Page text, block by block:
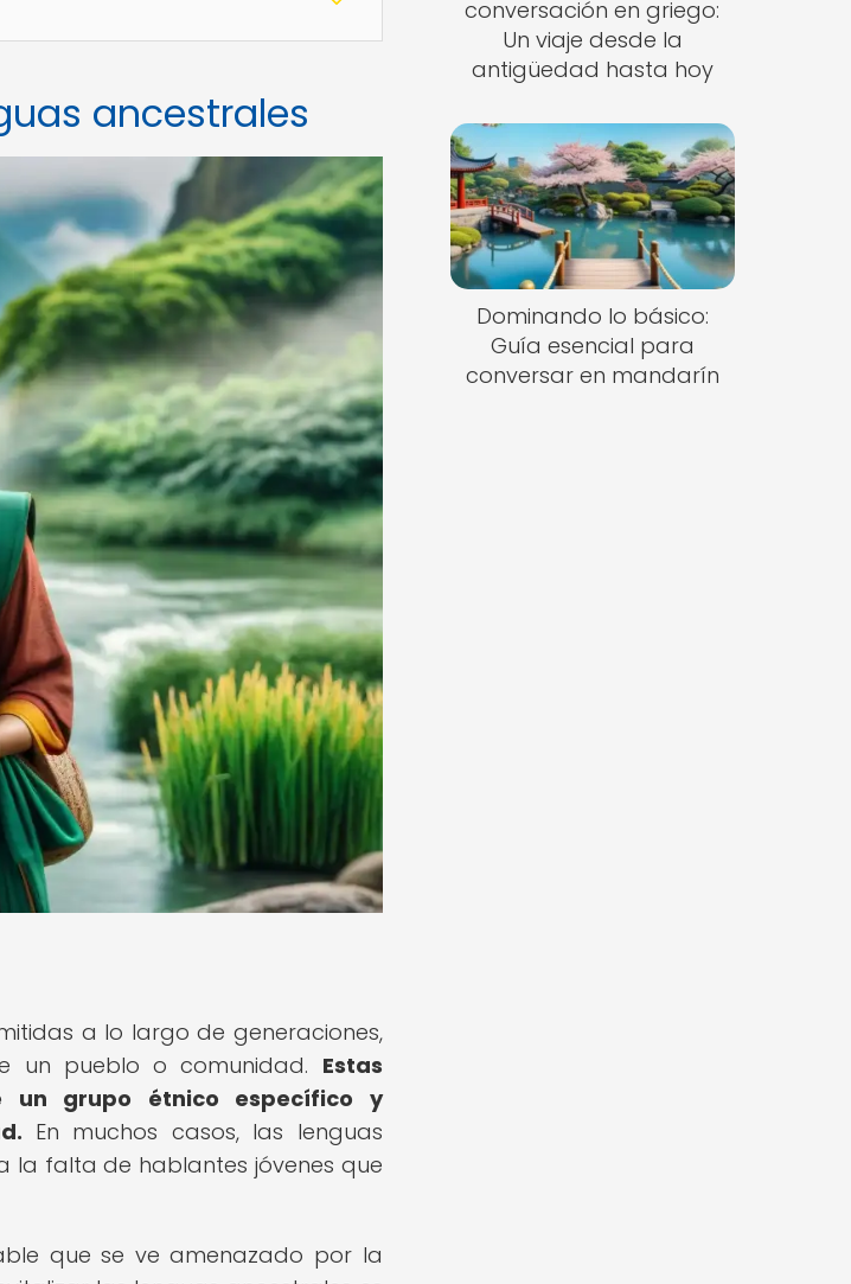
ancestrales
a lo largo de generaciones,
un pueblo o comunidad. Estas
un grupo étnico específico y
En muchos casos, las lenguas
la falta de hablantes jóvenes que
que se ve amenazado por la
conversación en griego:
Un viaje desde la
antigüedad hasta hoy
Dominando lo básico:
Guía esencial para
conversar en mandarín